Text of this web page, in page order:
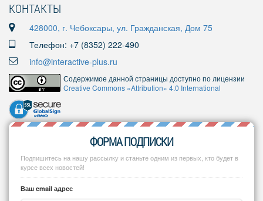
КОНТАКТЫ
428000, г. Чебоксары, ул. Гражданская, Дом 75
Телефон: +7 (8352) 222-490
info@interactive-plus.ru
Содержимое данной страницы доступно по лицензии
Creative Commons «Attribution» 4.0 International
ФОРМА ПОДПИСКИ
Подпишитесь на нашу рассылку и станьте одним из первых, кто будет в
курсе всех новостей!
Ваш email адрес